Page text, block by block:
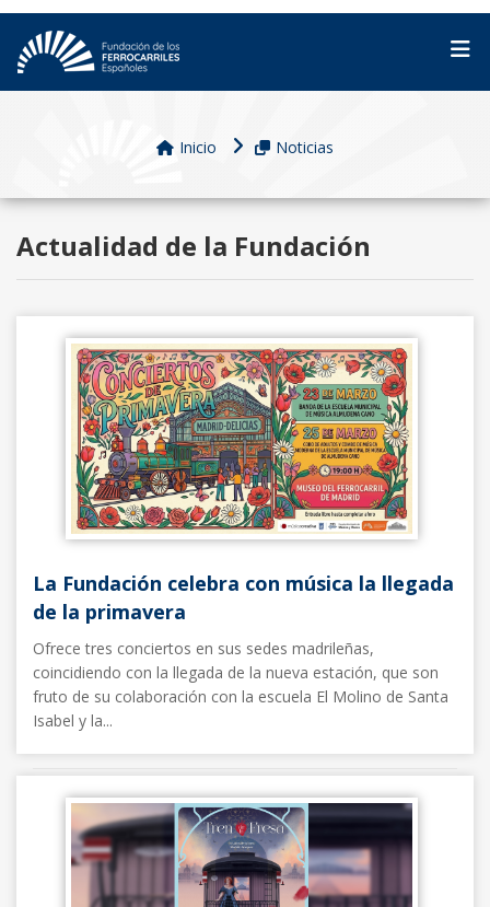
Inicio Noticias
Actualidad de la Fundación
La Fundación celebra con música la llegada
de la primavera
Ofrece tres conciertos en sus sedes madrileñas,
coincidiendo con la llegada de la nueva estación, que son
fruto de su colaboración con la escuela El Molino de Santa
Isabel y la...
Noticias FFE 20/03/2026